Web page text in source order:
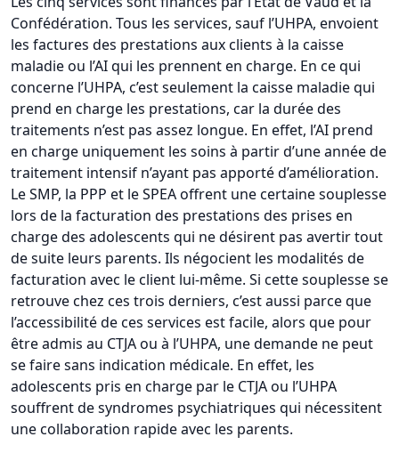
Confédération. Tous les services, sauf l’UHPA, envoient
les factures des prestations aux clients à la caisse
maladie ou l’AI qui les prennent en charge. En ce qui
concerne l’UHPA, c’est seulement la caisse maladie qui
prend en charge les prestations, car la durée des
traitements n’est pas assez longue. En effet, l’AI prend
en charge uniquement les soins à partir d’une année de
traitement intensif n’ayant pas apporté d’amélioration.
Le SMP, la PPP et le SPEA offrent une certaine souplesse
lors de la facturation des prestations des prises en
charge des adolescents qui ne désirent pas avertir tout
de suite leurs parents. Ils négocient les modalités de
facturation avec le client lui-même. Si cette souplesse se
retrouve chez ces trois derniers, c’est aussi parce que
l’accessibilité de ces services est facile, alors que pour
être admis au CTJA ou à l’UHPA, une demande ne peut
se faire sans indication médicale. En effet, les
adolescents pris en charge par le CTJA ou l’UHPA
souffrent de syndromes psychiatriques qui nécessitent
une collaboration rapide avec les parents.